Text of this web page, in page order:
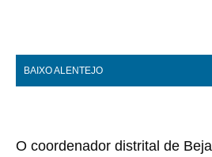
BAIXO ALENTEJO
O coordenador distrital de